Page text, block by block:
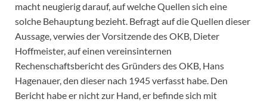
macht neugierig darauf, auf welche Quellen sich eine
solche Behauptung bezieht. Befragt auf die Quellen dieser
Aussage, verwies der Vorsitzende des OKB, Dieter
Hoffmeister, auf einen vereinsinternen
Rechenschaftsbericht des Gründers des OKB, Hans
Hagenauer, den dieser nach 1945 verfasst habe. Den
Bericht habe er nicht zur Hand, er befinde sich mit